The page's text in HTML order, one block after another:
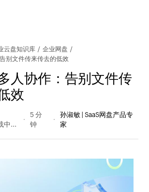
云盘知识库 / 企业网盘 /
别文件传来传去的低效
人协作：告别文件传
效
5 分
钟
孙淑敏 | SaaS网盘产品专
家